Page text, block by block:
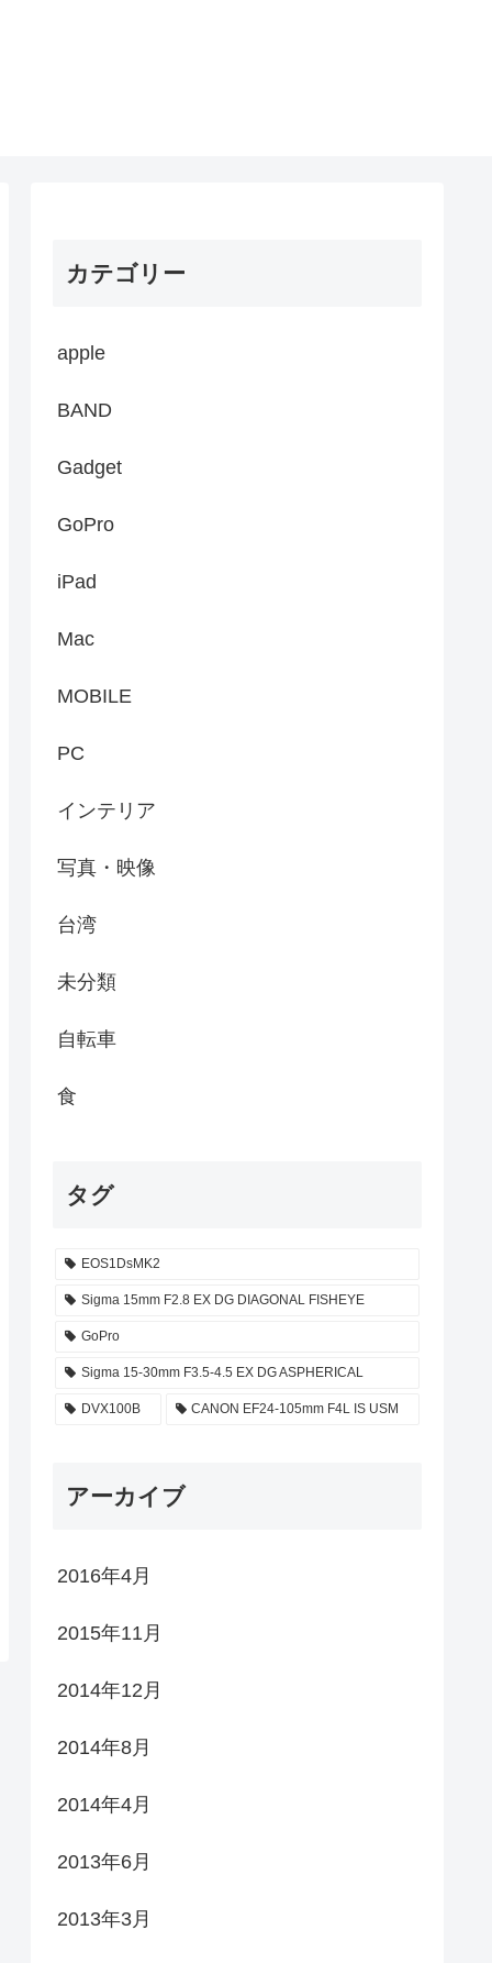
カテゴリー
apple
BAND
Gadget
GoPro
iPad
Mac
MOBILE
PC
インテリア
写真・映像
台湾
未分類
自転車
食
タグ
EOS1DsMK2
Sigma 15mm F2.8 EX DG DIAGONAL FISHEYE
GoPro
Sigma 15-30mm F3.5-4.5 EX DG ASPHERICAL
DVX100B CANON EF24-105mm F4L IS USM
アーカイブ
2016年4月
2015年11月
2014年12月
2014年8月
2014年4月
2013年6月
2013年3月